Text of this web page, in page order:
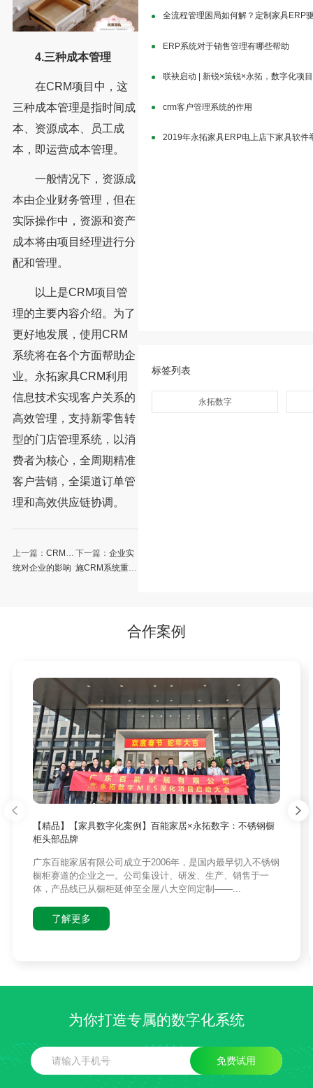
4.三种成本管理
在CRM项目中，这
三种成本管理是指时间成
本、资源成本、员工成
本，即运营成本管理。
一般情况下，资源成
本由企业财务管理，但在
实际操作中，资源和资产
成本将由项目经理进行分
配和管理。
以上是CRM项目管
理的主要内容介绍。为了
更好地发展，使用CRM
系统将在各个方面帮助企
业。永拓家具CRM利用
信息技术实现客户关系的
高效管理，支持新零售转
型的门店管理系统，以消
费者为核心，全周期精准
客户营销，全渠道订单管
理和高效供应链协调。
上一篇： CRM系
统对企业的影响
下一篇： 企业实
施CRM系统重点
全流程管理困局如何解？定制家具ERP
ERP系统对于销售管理有哪些帮助
联袂启动 | 新锐×策锐×永拓，数字化项
crm客户管理系统的作用
2019年永拓家具ERP电上店下家具软件
标签列表
永拓数字
合作案例
【精品】【家具数字化案例】百能家居×永拓数字：不锈钢橱
柜头部品牌
广东百能家居有限公司成立于2006年，是国内最早切入不锈钢
橱柜赛道的企业之一。公司集设计、研发、生产、销售于一
体，产品线已从橱柜延伸至全屋八大空间定制——...
了解更多
为你打造专属的数字化系统
免费试用